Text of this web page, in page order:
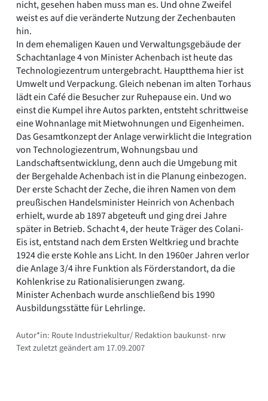
nicht, gesehen haben muss man es. Und ohne Zweifel
weist es auf die veränderte Nutzung der Zechenbauten
hin.
In dem ehemaligen Kauen und Verwaltungsgebäude der
Schachtanlage 4 von Minister Achenbach ist heute das
Technologiezentrum untergebracht. Hauptthema hier ist
Umwelt und Verpackung. Gleich nebenan im alten Torhaus
lädt ein Café die Besucher zur Ruhepause ein. Und wo
einst die Kumpel ihre Autos parkten, entsteht schrittweise
eine Wohnanlage mit Mietwohnungen und Eigenheimen.
Das Gesamtkonzept der Anlage verwirklicht die Integration
von Technologiezentrum, Wohnungsbau und
Landschaftsentwicklung, denn auch die Umgebung mit
der Bergehalde Achenbach ist in die Planung einbezogen.
Der erste Schacht der Zeche, die ihren Namen von dem
preußischen Handelsminister Heinrich von Achenbach
erhielt, wurde ab 1897 abgeteuft und ging drei Jahre
später in Betrieb. Schacht 4, der heute Träger des Colani-
Eis ist, entstand nach dem Ersten Weltkrieg und brachte
1924 die erste Kohle ans Licht. In den 1960er Jahren verlor
die Anlage 3/4 ihre Funktion als Förderstandort, da die
Kohlenkrise zu Rationalisierungen zwang.
Minister Achenbach wurde anschließend bis 1990
Ausbildungsstätte für Lehrlinge.
Autor*in: Route Industriekultur/ Redaktion baukunst- nrw
Text zuletzt geändert am 17.09.2007